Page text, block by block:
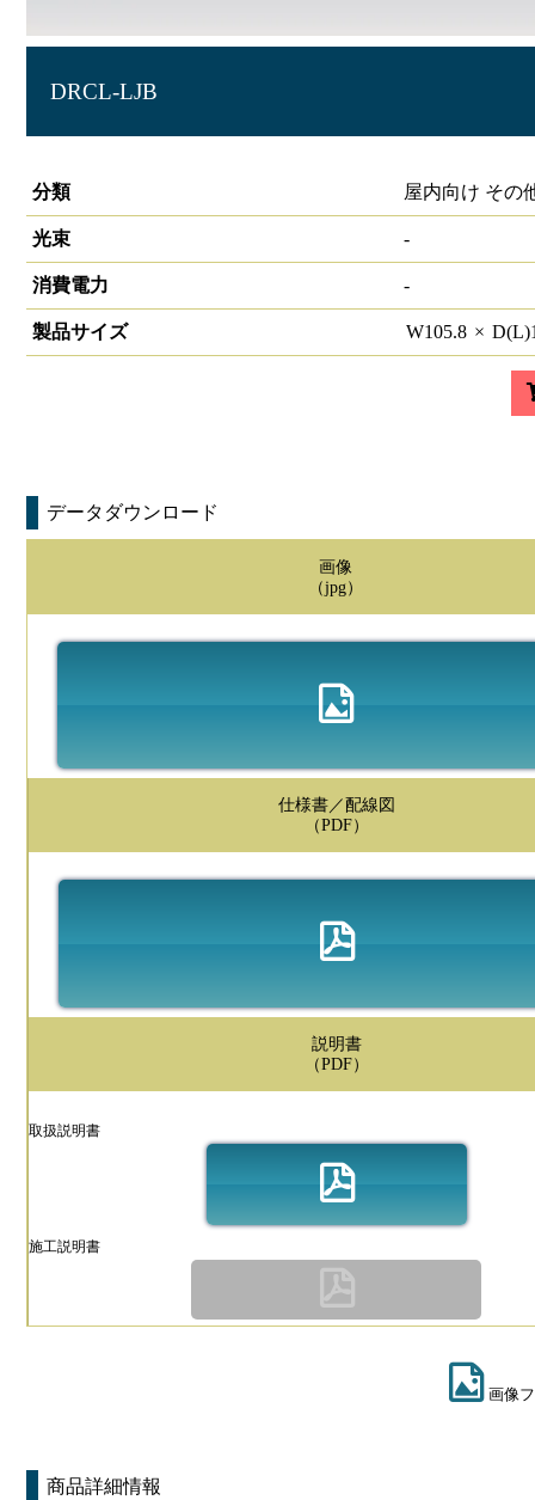
DRCL-LJB
分類
屋内向け その
光束 -
消費電力 -
製品サイズ W105.8 × D(L)
データダウンロード
画像
（jpg）
仕様書／配線図
（PDF）
説明書
（PDF）
取扱説明書
施工説明書
画像
商品詳細情報